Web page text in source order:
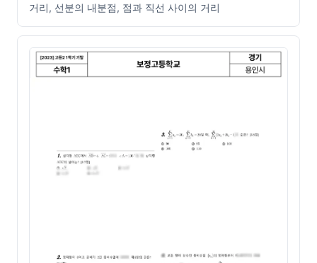
거리, 선분의 내분점, 점과 직선 사이의 거리